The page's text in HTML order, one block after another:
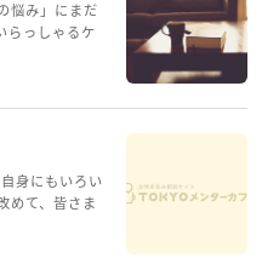
悩み」にまだ
らっしゃるケ
ところ（深
から解決の
身にもいろい
めて、皆さま
る。わたし
うな日々で